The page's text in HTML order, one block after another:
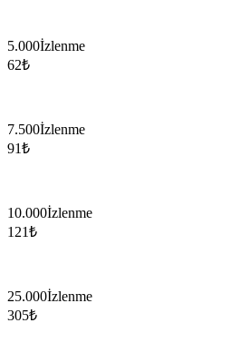
5.000İzlenme
62₺
7.500İzlenme
91₺
10.000İzlenme
121₺
25.000İzlenme
305₺